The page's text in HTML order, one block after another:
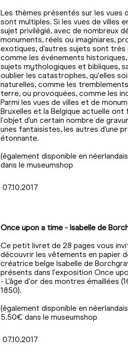
Les thèmes présentés sur les vues
sont multiples. Si les vues de villes
sujet privilégié, avec de nombreux
monuments, réels ou imaginiares,
exotiques, d'autres sujets sont très
comme les événements
sujets mythologiques et bibliques,
oublier les catastrophes, qu'elles
naturelles, comme les
terre, ou provoquées, comme les
Parmi les vues de villes et de
Bruxelles et la Belgique actuelle ont
l'objet d'un certain nombre de
unes fantaisistes, les autres d'une
étonnante.
(également disponible en
dans le museumshop
07.10.2017
Once upon a time - Isabelle de
Ce petit livret de 28 pages vous
découvrir les vêtements en papier
créatrice belge Isabelle de
présents dans l'exposition Once
- L'âge d'or des montres émaillées
1850).
(également disponible en
5.50€ dans le museumshop
07.10.2017